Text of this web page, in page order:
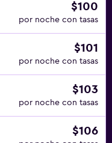
$100
por noche con tasas
$101
por noche con tasas
$103
por noche con tasas
$106